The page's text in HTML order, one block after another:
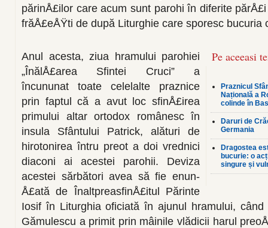
părinÅ£ilor care acum sunt parohi în diferite
frăÅ£eÅŸti de după Liturghie care sporesc bucuria
Pe aceeasi
Praznicul
Națională a
colinde în
Daruri de
Germania
Dragostea
bucurie: o
singure și
Anul acesta, ziua hramului parohi­ei
„ÎnălÅ£area Sfintei Cruci” a
încununat toate celelalte praznice
prin faptul că a avut loc sfinÅ£irea
primului altar orto­dox românesc în
insula Sfântului Patrick, alături de
hirotonirea întru preot a doi vrednici
diaconi ai acestei parohii. Deviza
acestei sărbători avea să fie enun­
Å£ată de ÎnaltpreasfinÅ£itul Părinte
Iosif în Liturghia oficiată în ajunul hramu­lui, când
Gămulescu a primit prin mâinile vlădi­cii harul